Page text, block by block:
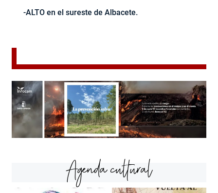
-ALTO en el sureste de Albacete.
Agenda cultural